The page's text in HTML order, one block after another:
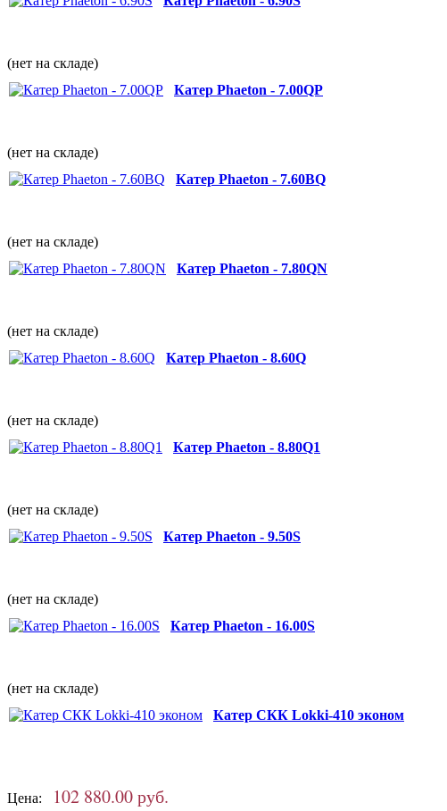
(нет на складе)
Катер Phaeton - 7.00QP
(нет на складе)
Катер Phaeton - 7.60BQ
(нет на складе)
Катер Phaeton - 7.80QN
(нет на складе)
Катер Phaeton - 8.60Q
(нет на складе)
Катер Phaeton - 8.80Q1
(нет на складе)
Катер Phaeton - 9.50S
(нет на складе)
Катер Phaeton - 16.00S
(нет на складе)
Катер СКК Lokki-410 эконом
Цена: 102 880.00 руб.